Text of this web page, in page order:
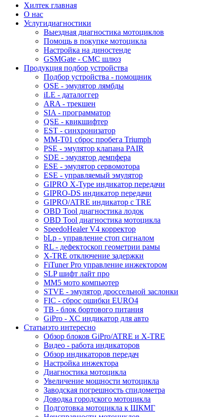
Хилтек главная
О нас
Услугидиагностики
Выездная диагностика мотоциклов
Помощь в покупке мотоцикла
Настройка на диностенде
GSMGate - СМС шлюз
Продукция подбор устройства
Подбор устройства - помощник
OSE - эмулятор лямбды
iLE - даталоггер
ARA - трекшен
SIA - программатор
QSE - квикшифтер
EST - синхронизатор
MM-T01 сброс пробега Triumph
PSE - эмулятор клапана PAIR
SDE - эмулятор демпфера
ESE - эмулятор сервомотора
ESE - управляемый эмулятор
GIPRO X-Type индикатор передачи
GIPRO-DS индикатор передачи
GIPRO/ATRE индикатор с TRE
OBD Tool диагностика лодок
OBD Tool диагностика мотоцикла
SpeedoHealer V4 корректор
bLp - управление стоп сигналом
RL - дефектоскоп геометрии рамы
X-TRE отключение задержки
FiTuner Pro управление инжектором
SLP шифт лайт про
MM5 мото компьютер
STVE - эмулятор дроссельной заслонки
FIC - сброс ошибки EURO4
TB - блок бортового питания
GiPro - XC индикатор для авто
Статьиэто интересно
Обзор блоков GiPro/ATRE и X-TRE
Видео - работа индикаторов
Обзор индикаторов передач
Настройка инжектора
Диагноcтика мотоцикла
Увеличение мощности мотоцикла
Заводская погрешность спидометра
Доводка городского мотоцикла
Подготовка мотоцикла к ШКМГ